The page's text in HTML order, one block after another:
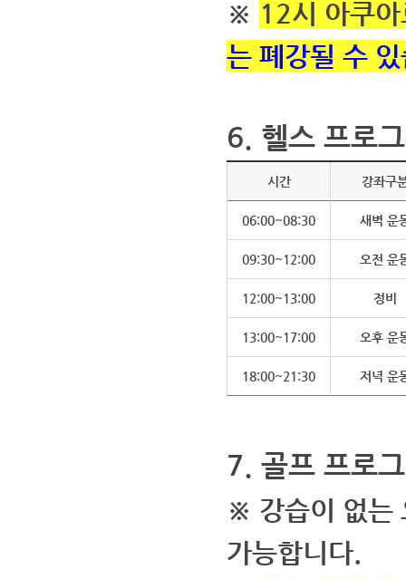
※ 12시 아쿠
는 폐강될 수
6. 헬스 프로
시간 강좌구
06:00~08:30 새벽 운
09:30~12:00 오전 운
12:00~13:00 정비
13:00~17:00 오후 운
18:00~21:30 저녁 운
7. 골프 프로
※ 강습이 없는
가능합니다.